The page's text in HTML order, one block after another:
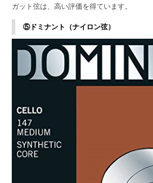
ガット弦は、高い評価を得ています。
⑤ドミナント（ナイロン弦）